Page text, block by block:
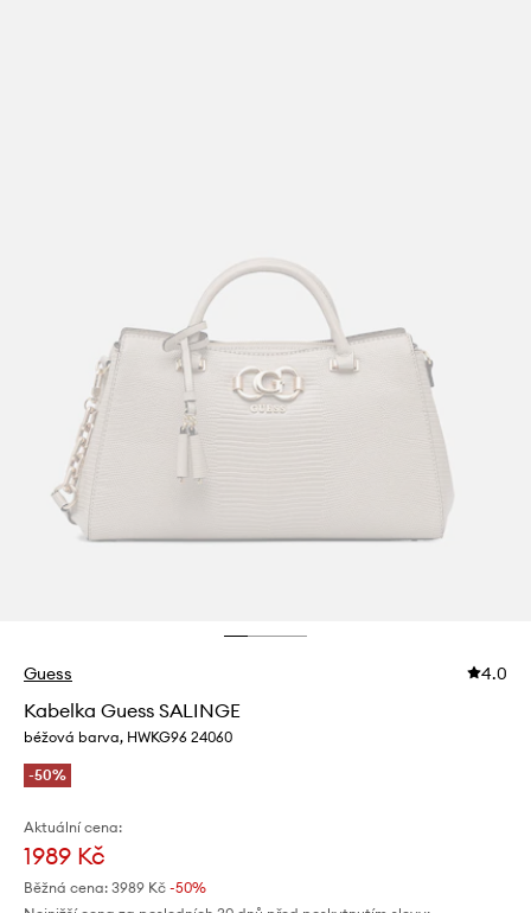
Guess 4.0
Kabelka Guess SALINGE
béžová barva, HWKG96 24060
-50%
Aktuální cena:
1989 Kč
Běžná cena: 3989 Kč -50%